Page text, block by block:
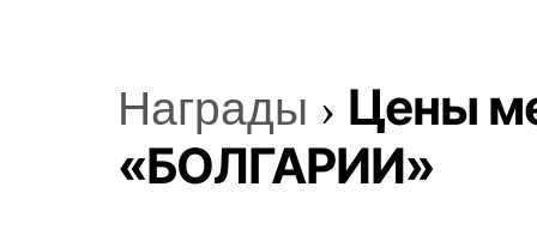
Награды › Цены
«БОЛГАРИИ»